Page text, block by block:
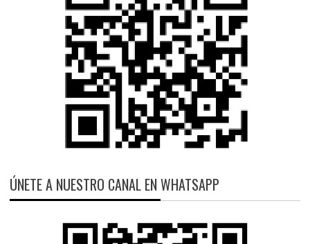
ÚNETE A NUESTRO CANAL EN WHATSAPP